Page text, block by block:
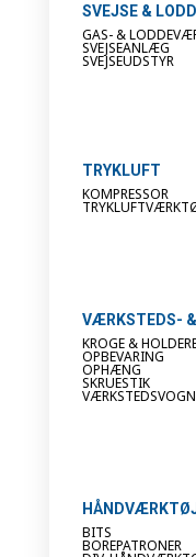
SVEJSE &
GAS- &
SVEJSEANLÆG
SVEJSEUDSTYR
TRYKLUFT
KOMPRESSOR
VÆRKSTEDS-
KROGE &
OPBEVARING
OPHÆNG
SKRUESTIK
BITS
BOREPATRONER